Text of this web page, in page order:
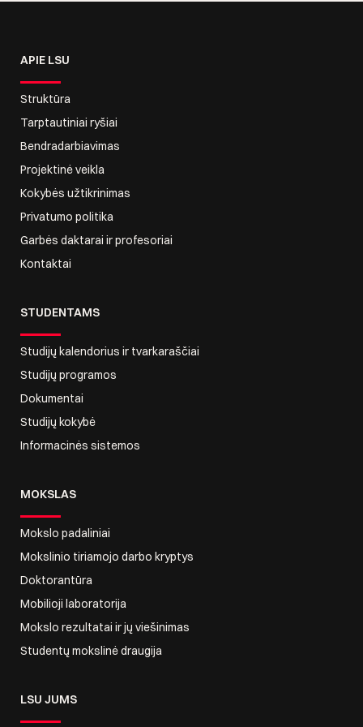
APIE LSU
Struktūra
Tarptautiniai ryšiai
Bendradarbiavimas
Projektinė veikla
Kokybės užtikrinimas
Privatumo politika
Garbės daktarai ir profesoriai
Kontaktai
STUDENTAMS
Studijų kalendorius ir tvarkaraščiai
Studijų programos
Dokumentai
Studijų kokybė
Informacinės sistemos
MOKSLAS
Mokslo padaliniai
Mokslinio tiriamojo darbo kryptys
Doktorantūra
Mobilioji laboratorija
Mokslo rezultatai ir jų viešinimas
Studentų mokslinė draugija
LSU JUMS